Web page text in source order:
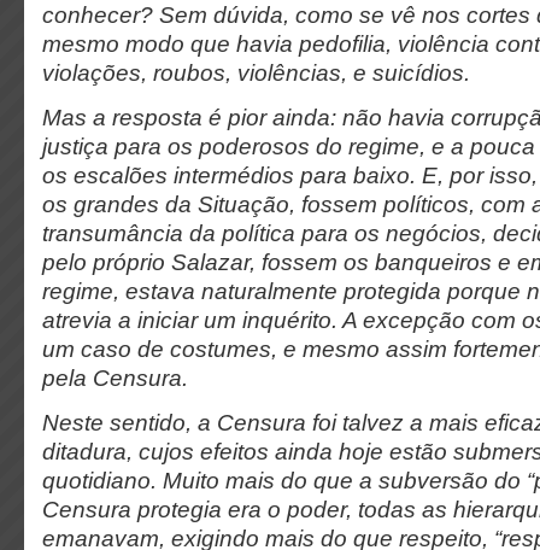
conhecer? Sem dúvida, como se vê nos cortes
mesmo modo que havia pedofilia, violência
violações, roubos, violências, e suicídios.
Mas a resposta é pior ainda: não havia
justiça para os poderosos do regime, e a
os escalões intermédios para baixo. E, por
os grandes da Situação, fossem políticos, com
transumância da política para os negócios,
pelo próprio Salazar, fossem os banqueiros e
regime, estava naturalmente protegida porque
atrevia a iniciar um inquérito. A excepção com
um caso de costumes, e mesmo assim
pela Censura.
Neste sentido, a Censura foi talvez a mais
ditadura, cujos efeitos ainda hoje estão
quotidiano. Muito mais do que a subversão do
Censura protegia era o poder, todas as
emanavam, exigindo mais do que respeito,